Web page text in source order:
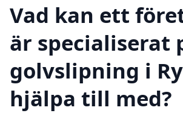
Vad kan ett
är specialiserat
golvslipning i
hjälpa till med?